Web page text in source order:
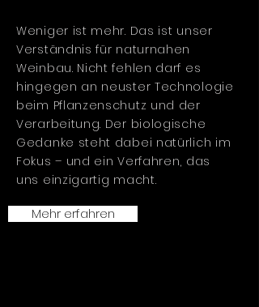
Weniger ist mehr. Das ist unser
Verständnis für naturnahen
Weinbau. Nicht fehlen darf es
hingegen an neuster Technologie
beim Pflanzenschutz und der
Verarbeitung. Der biologische
Gedanke steht dabei natürlich im
Fokus – und ein Verfahren, das
uns einzigartig macht.
Mehr erfahren